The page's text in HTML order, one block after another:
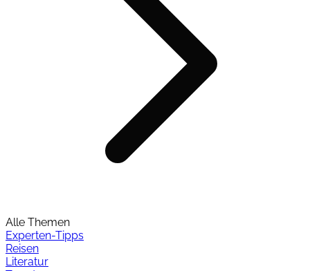
Alle Themen
Experten-Tipps
Reisen
Literatur